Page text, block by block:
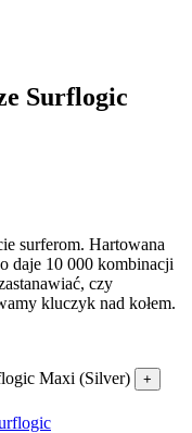
Surflogic
surferom. Hartowana
daje 10 000 kombinacji
czy
kluczyk nad kołem.
Maxi (Silver)
+